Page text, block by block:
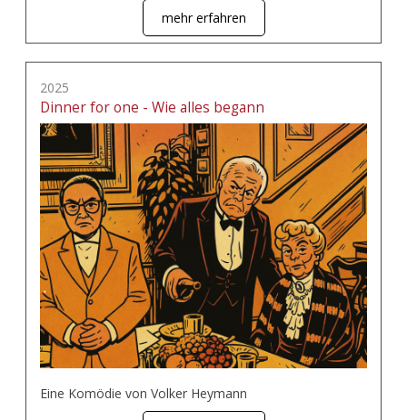
mehr erfahren
2025
Dinner for one - Wie alles begann
Eine Komödie von Volker Heymann